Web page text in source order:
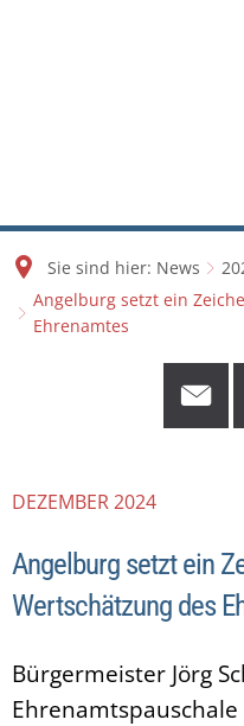
Sie sind hier: News
Angelburg setzt ein
Ehrenamtes
DEZEMBER 2024
Angelburg setzt ein
Wertschätzung des
Bürgermeister Jörg
Ehrenamtspauschale